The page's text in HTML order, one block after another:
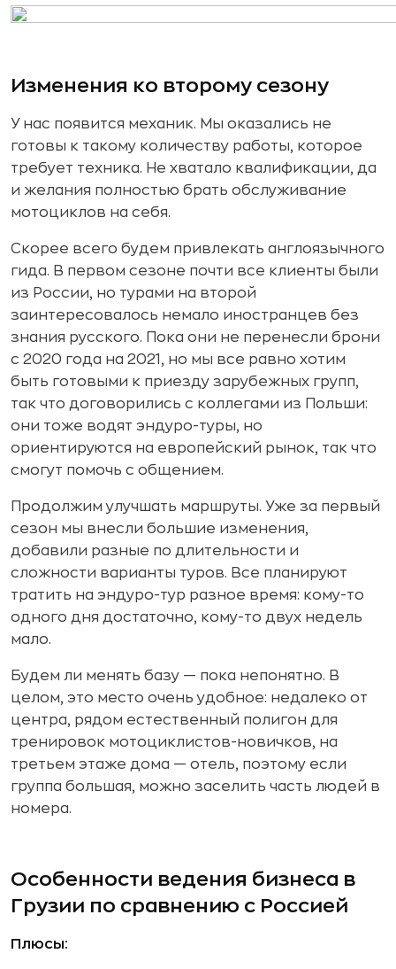
Изменения ко второму сезону
У нас появится механик. Мы оказались не
готовы к такому количеству работы, которое
требует техника. Не хватало квалификации, да
и желания полностью брать обслуживание
мотоциклов на себя.
Скорее всего будем привлекать англоязычного
гида. В первом сезоне почти все клиенты были
из России, но турами на второй
заинтересовалось немало иностранцев без
знания русского. Пока они не перенесли брони
с 2020 года на 2021, но мы все равно хотим
быть готовыми к приезду зарубежных групп,
так что договорились с коллегами из Польши:
они тоже водят эндуро-туры, но
ориентируются на европейский рынок, так что
смогут помочь с общением.
Продолжим улучшать маршруты. Уже за первый
сезон мы внесли большие изменения,
добавили разные по длительности и
сложности варианты туров. Все планируют
тратить на эндуро-тур разное время: кому-то
одного дня достаточно, кому-то двух недель
мало.
Будем ли менять базу — пока непонятно. В
целом, это место очень удобное: недалеко от
центра, рядом естественный полигон для
тренировок мотоциклистов-новичков, на
третьем этаже дома — отель, поэтому если
группа большая, можно заселить часть людей в
номера.
Особенности ведения бизнеса в
Грузии по сравнению с Россией
Плюсы: